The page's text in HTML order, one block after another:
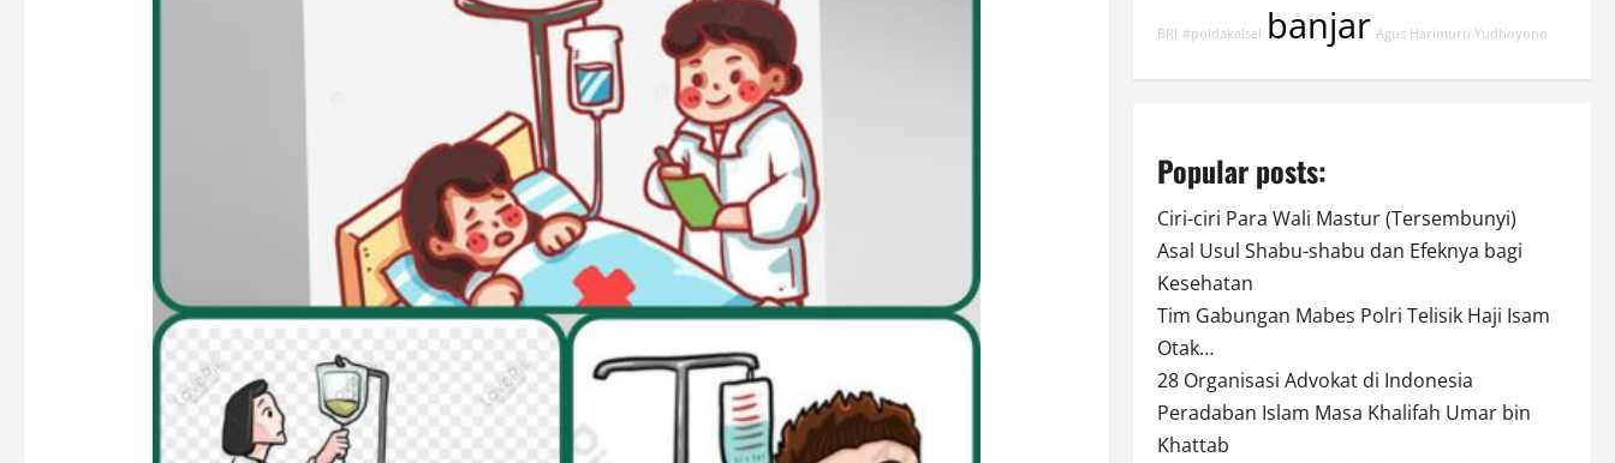
BRI #poldakalsel banjar Agus Harimurti Yudhoyono
Popular posts:
Ciri-ciri Para Wali Mastur (Tersembunyi)
Asal Usul Shabu-shabu dan Efeknya bagi
Kesehatan
Tim Gabungan Mabes Polri Telisik Haji Isam
Otak…
28 Organisasi Advokat di Indonesia
Peradaban Islam Masa Khalifah Umar bin
Khattab